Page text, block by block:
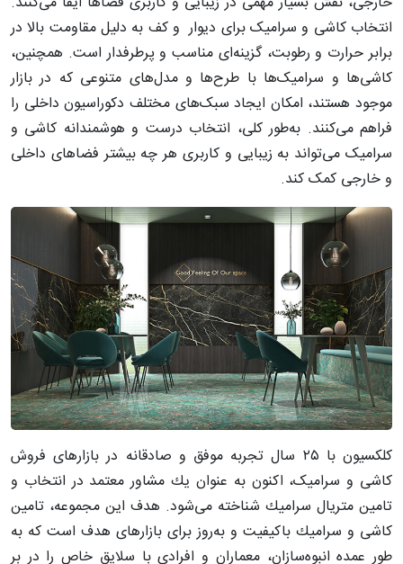
انتخاب کاشی و سرامیک برای دیوار و کف‌ به دلیل مقاومت بالا در
برابر حرارت و رطوبت، گزینه‌ای مناسب و پرطرفدار است. همچنین،
کاشی‌ها و سرامیک‌ها با طرح‌ها و مدل‌های متنوعی که در بازار
موجود هستند، امکان ایجاد سبک‌های مختلف دکوراسیون داخلی را
فراهم می‌کنند. به‌طور کلی، انتخاب درست و هوشمندانه کاشی و
سرامیک می‌تواند به زیبایی و کاربری هر چه بیشتر فضاهای داخلی
و خارجی کمک کند.
كلكسیون با ٢٥ سال تجربه موفق و صادقانه در بازارهای فروش
كاشی و سرامیک، اكنون به عنوان یك مشاور معتمد در انتخاب و
تامین متریال سرامیك شناخته می‌شود. هدف این مجموعه، تامین
کاشی و سرامیك باكیفیت و به‌روز برای بازارهای هدف است كه به
طور عمده انبوه‌سازان، معماران و افرادی با سلایق خاص را در بر